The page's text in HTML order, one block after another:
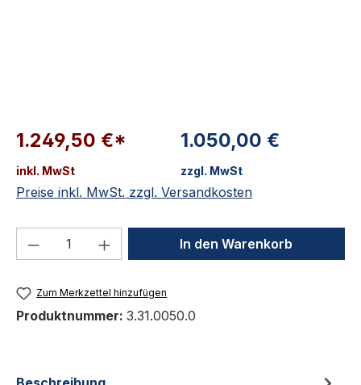
1.249,50 €*
inkl. MwSt
1.050,00 €
zzgl. MwSt
Preise inkl. MwSt. zzgl. Versandkosten
Produkt Anzahl: Gib denIn den Warenkorb
Zum Merkzettel hinzufügen
Produktnummer: 3.31.0050.0